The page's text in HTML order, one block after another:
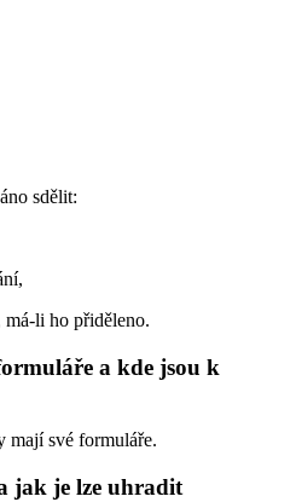
sdělit:
li ho přiděleno.
a kde jsou k
mají své formuláře.
jak je lze uhradit